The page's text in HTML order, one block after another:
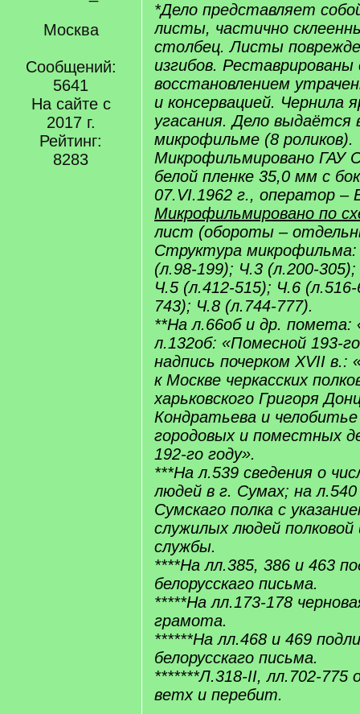
Москва
Сообщений:
5641
На сайте с
2017 г.
Рейтинг:
8283
*Дело представляет
листы, частично
столбец. Листы
изгибов. Реставрированы
восстановлением
и консервацией. Чернила
угасания. Дело выдаётся
микрофильме (8 роликов).
Микрофильмировано ГАУ
белой пленке 35,0 мм с
07.VI.1962 г., оператор –
Микрофильмировано по
лист (обороты –
Структура
(л.98-199); Ч.3 (л.200-
Ч.5 (л.412-515); Ч.6
743); Ч.8 (л.744-777).
**На л.66об и др. помета:
л.132об: «Помесной 193-
надпись почерком XVII в.:
к Москве черкасских
харьковского Григоря
Кондратьева и
городовых и поместных
192-го году».
***На л.539 сведения о
людей в г. Сумах; на л.540
Сумскаго полка с
служилых людей полковой
службы.
****На лл.385, 386 и 463
белорусскаго письма.
*****На лл.173-178
грамота.
******На лл.468 и 469
белорусскаго письма.
*******Л.318-II, лл.702-775
ветх и перебит.